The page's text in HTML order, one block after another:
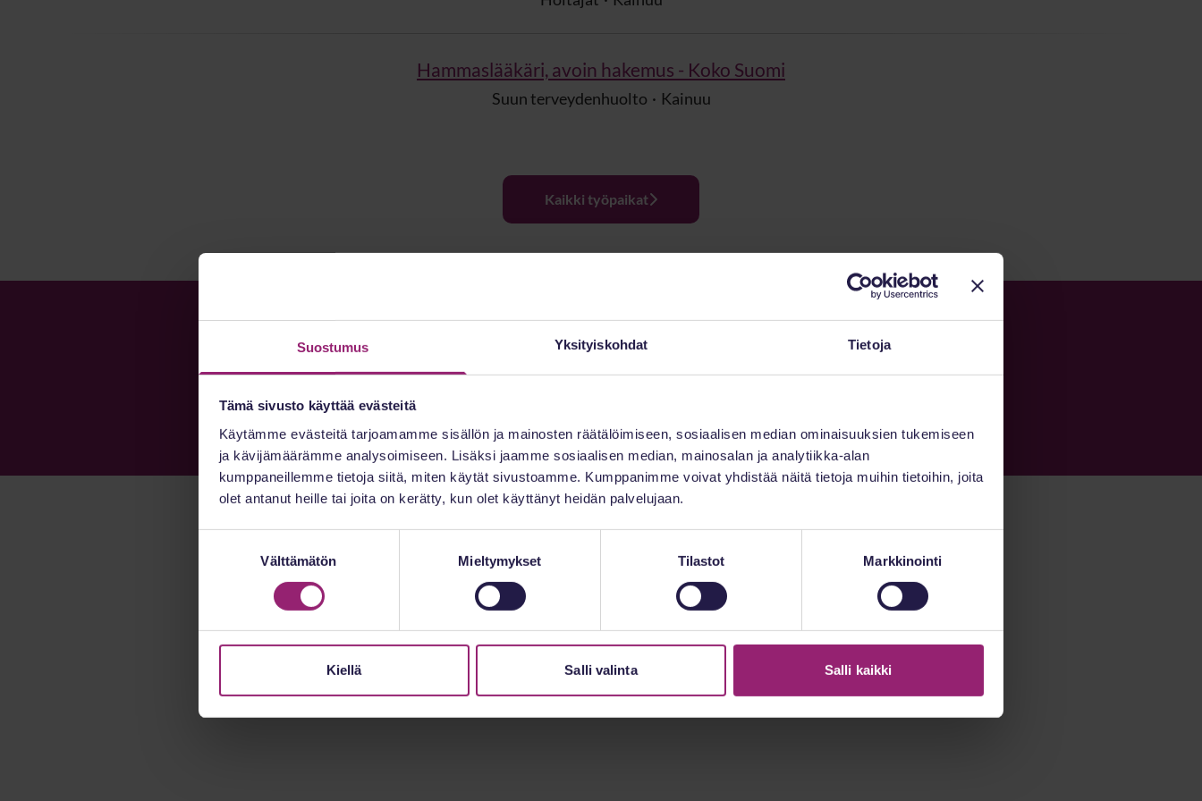
Suostumus Yksityiskohdat Tietoja
Tämä sivusto käyttää evästeitä
Käytämme evästeitä tarjoamamme sisällön ja mainosten räätälöimiseen, sosiaalisen median ominaisuuksien tukemiseen
ja kävijämäärämme analysoimiseen. Lisäksi jaamme sosiaalisen median, mainosalan ja analytiikka-alan
kumppaneillemme tietoja siitä, miten käytät sivustoamme. Kumppanimme voivat yhdistää näitä tietoja muihin tietoihin, joita
olet antanut heille tai joita on kerätty, kun olet käyttänyt heidän palvelujaan.
Välttämätön Mieltymykset Tilastot Markkinointi
Kiellä Salli valinta Salli kaikki
Hammaslääkäri, avoin hakemus - Koko Suomi
Suun terveydenhuolto · Kainuu
Kaikki työpaikat
Kainuu